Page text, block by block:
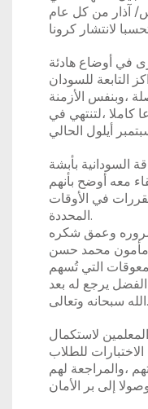
آذار من كل عام
في أوضاع هادئة
التابعة للسودان
،وبنفس الأزمنة
كاملا ،لتنتهي في
السودانية بأبشة
معه أوضح بأنهم
في الأوقات
المحددة.
وعمق شكره
/مأمون محمد حسن
التي تُسهم
يرجع له بعد
الله سبحانه وتعالى.
المعلمين لاستكمال
الاختبارات للطلاب
،والمراجعة لهم